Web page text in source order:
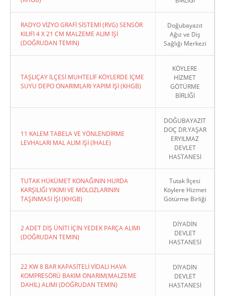
RADYO VİZYO GRAFİ SİSTEMİ (RVG) SENSÖR
KILIFI 4 X 21 CM MALZEME ALIM İŞİ
(DOĞRUDAN TEMIN)
Doğubayazıt
Ağız ve Diş
Sağlığı Merkezi
TAŞLIÇAY İLÇESİ MUHTELİF KÖYLERDE İÇME
SUYU DEPO ONARIMLARI YAPIM İŞİ (KHGB)
KÖYLERE
HİZMET
GÖTÜRME
BİRLİĞİ
11 KALEM TABELA VE YÖNLENDİRME
LEVHALARI MAL ALIM İŞİ (İHALE)
DOĞUBAYAZIT
DOÇ DR.YAŞAR
ERYILMAZ
DEVLET
HASTANESİ
TUTAK HÜKÜMET KONAĞININ HURDA
KARŞILIĞI YIKIMI VE MOLOZLARININ
TAŞINMASI İŞI (KHGB)
Tutak İlçesi
Köylere Hizmet
Götürme Birliği
2 ADET DİŞ ÜNİTİ İÇİN YEDEK PARÇA ALIMI
(DOĞRUDAN TEMIN)
DİYADİN
DEVLET
HASTANESİ
22 KW 8 BAR KAPASİTELİ VİDALI HAVA
KOMPRESÖRÜ BAKIM ONARIM(MALZEME
DAHİL) ALIMI (DOĞRUDAN TEMIN)
DİYADİN
DEVLET
HASTANESİ